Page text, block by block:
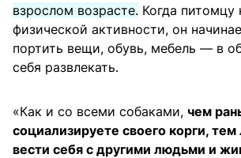
взрослом возрасте. Когда питомцу
физической активности, он
портить вещи, обувь, мебель — в
себя развлекать.
«Как и со всеми собаками, чем
социализируете своего корги,
вести себя с другими людьми и